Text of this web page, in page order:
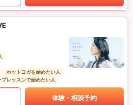
ホットヨガを始めたい人
プレッスンで始めたい人
体験・相談予約